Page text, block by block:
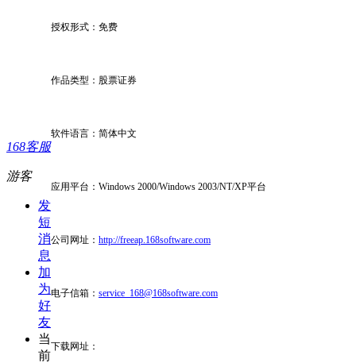
168客服
游客
发
短
消
息
加
为
好
友
当
前
授权形式：免费
作品类型：股票证券
软件语言：简体中文
应用平台： Windows 2000/Windows 2003/NT/XP平台
公司网址： http://freeap.168software.com
电子信箱： service_168@168software.com
下载网址：